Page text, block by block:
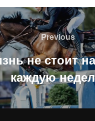
Previous
Previous
не стоит
каждую